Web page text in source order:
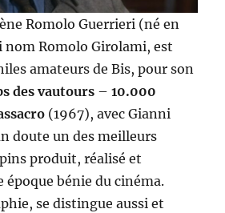
Romolo Guerrieri (né en
nom Romolo Girolami, est
amateurs de Bis, pour son
des vautours – 10.000
(1967), avec Gianni
doute un des meilleurs
produit, réalisé et
bénie du cinéma.
se distingue aussi et